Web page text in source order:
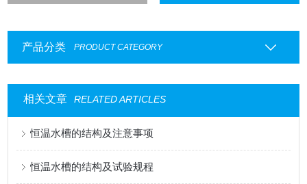
产品分类 PRODUCT CATEGORY
相关文章 RELATED ARTICLES
恒温水槽的结构及注意事项
恒温水槽的结构及试验规程